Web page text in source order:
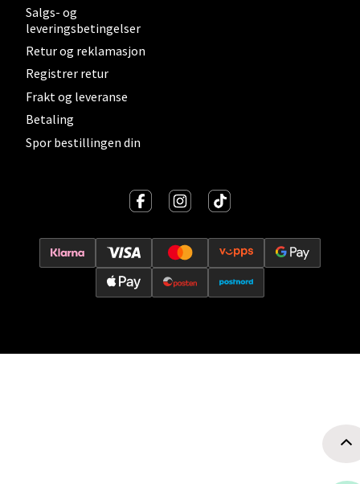
Salgs- og
leveringsbetingelser
Retur og reklamasjon
Registrer retur
Frakt og leveranse
Betaling
Spor bestillingen din
Torgbakken 2, 5401 Stord
Åpent i dag 10-17
Oslo - Thon Senter Storo
Åpent i dag 10-21
0 i butikk